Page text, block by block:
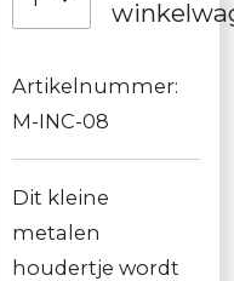
Artikelnummer:
M-INC-08
Dit kleine
metalen
houdertje wordt